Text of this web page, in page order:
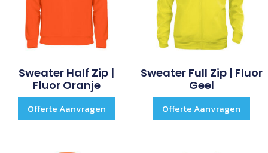
Sweater Half Zip |
Fluor Oranje
Offerte Aanvragen
Sweater Full Zip | Fluor
Geel
Offerte Aanvragen